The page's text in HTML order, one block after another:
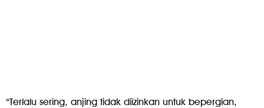
“Terlalu sering, anjing tidak diizinkan untuk bepergian,